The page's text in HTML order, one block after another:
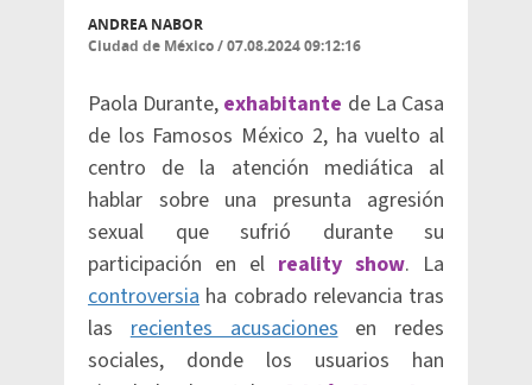
ANDREA NABOR
Ciudad de México/07.08.2024 09:12:16
Paola Durante, exhabitante de La Casa
de los Famosos México 2, ha vuelto al
centro de la atención mediática al
hablar sobre una presunta agresión
sexual que sufrió durante su
participación en el reality show. La
controversia ha cobrado relevancia tras
lasrecientes acusacionesen redes
sociales, donde los usuarios han